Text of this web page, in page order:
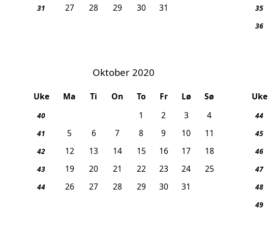
31 27 28 29 30 31 35
36
Oktober 2020
Uke Ma Ti On To Fr Lø Sø
40 1 2 3 4
41 5 6 7 8 9 10 11
42 12 13 14 15 16 17 18
43 19 20 21 22 23 24 25
44 26 27 28 29 30 31
Uke
44
45
46
47
48
49